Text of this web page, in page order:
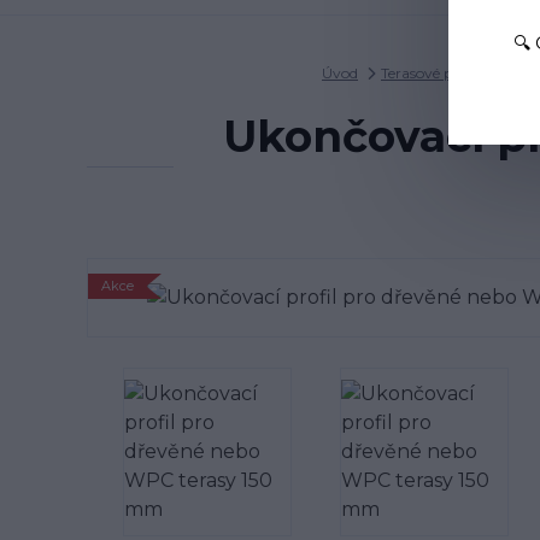
Úvod Terasové profily na terče
Ukončovací
Akce
🔍